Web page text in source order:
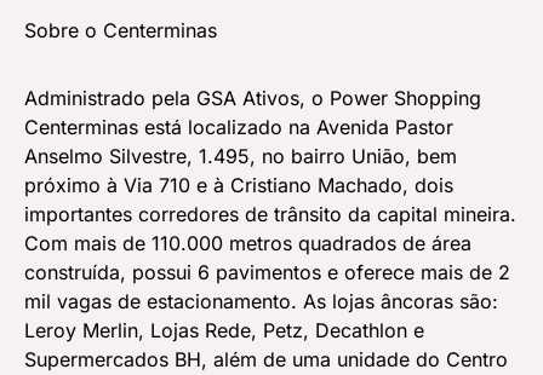
Sobre o Centerminas
Administrado pela GSA Ativos, o Power Shopping
Centerminas está localizado na Avenida Pastor
Anselmo Silvestre, 1.495, no bairro União, bem
próximo à Via 710 e à Cristiano Machado, dois
importantes corredores de trânsito da capital mineira.
Com mais de 110.000 metros quadrados de área
construída, possui 6 pavimentos e oferece mais de 2
mil vagas de estacionamento. As lojas âncoras são:
Leroy Merlin, Lojas Rede, Petz, Decathlon e
Supermercados BH, além de uma unidade do Centro